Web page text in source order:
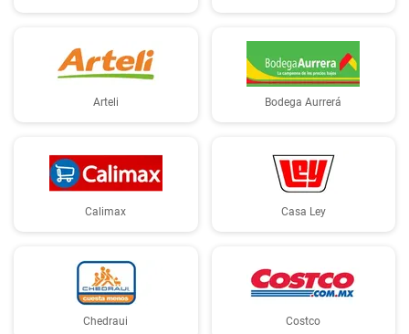
Arteli Bodega Aurrerá
Calimax Casa Ley
Chedraui Costco